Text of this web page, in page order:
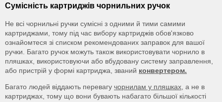
Сумісність картриджів чорнильних ручок
Не всі чорнильні ручки сумісні з одними й тими самими
картриджами, тому під час вибору картриджів обов'язково
ознайомтеся зі списком рекомендованих заправок для вашої
ручки. Багато ручок можуть також використовувати чорнило в
пляшках, використовуючи або вбудовану систему заправлення,
або пристрій у формі картриджа, званий конвертером.
Багато людей віддають перевагу чорнилам у пляшках , а не в
картриджах, тому що вони бувають набагато більшої кількості